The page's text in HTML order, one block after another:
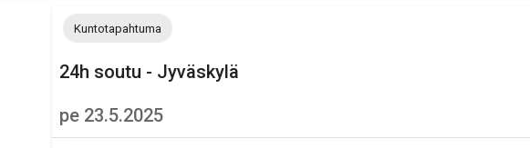
Kuntotapahtuma
24h soutu - Jyväskylä
pe 23.5.2025